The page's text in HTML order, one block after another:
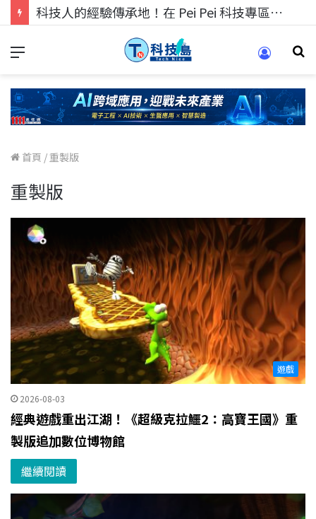
科技人的經驗傳承地！在 Pei Pei 科技專區，與學弟妹交流最硬核的技術
首頁 /重製版
重製版
遊戲
2026-08-03
經典遊戲重出江湖！《超級克拉鱷2：高寶王國》重
製版追加數位博物館
繼續閱讀